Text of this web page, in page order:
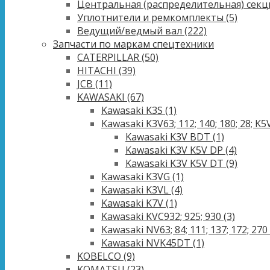
Центральная (распределительная)
Уплотнители и ремкомплекты (5)
Ведущий/ведмый вал (222)
Запчасти по маркам спецтехники
CATERPILLAR(50)
HITACHI (39)
JCB (11)
KAWASAKI (67)
Kawasaki K3S (1)
Kawasaki K3V63; 112; 140; 180; 28;
Kawasaki K3V BDT (1)
Kawasaki K3V K5V DP (4)
Kawasaki K3V K5V DT (9)
Kawasaki K3VG (1)
Kawasaki K3VL(4)
Kawasaki K7V(1)
Kawasaki KVC932; 925; 930 (3)
Kawasaki NV63; 84; 111; 137; 172; 270
Kawasaki NVK45DT (1)
KOBELCO (9)